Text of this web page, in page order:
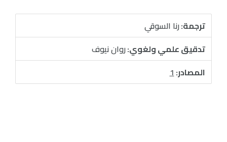
ترجمة:رنا السوقي
تدقيق علمي ولغوي:روان نيوف
المصادر:1